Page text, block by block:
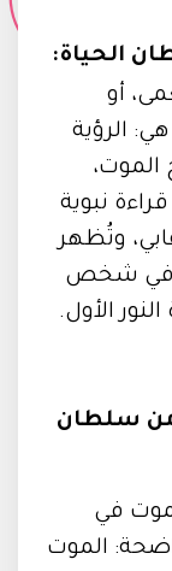
الحياة:
أو
الرؤية
الموت،
نبوية
وتُظهر
في شخص
الأول.
من سلطان
في
الموت